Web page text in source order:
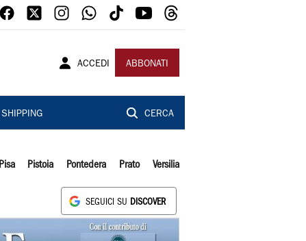
ACCEDI ABBONATI
SHIPPING CERCA
Pisa Pistoia Pontedera Prato Versilia
SEGUICI SU DISCOVER